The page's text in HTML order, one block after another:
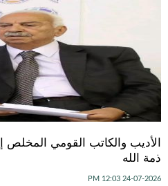
الأديب والكاتب القومي المخلص
ذمة الله
24-07-2026 12:03 PM